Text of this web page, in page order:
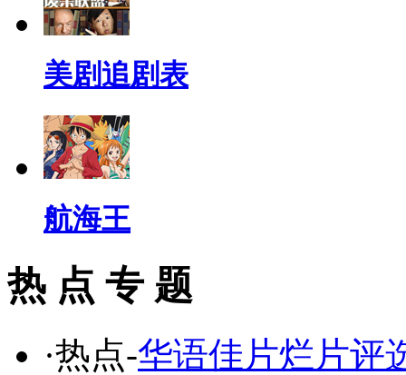
美剧追剧表
航海王
热 点 专 题
·热点-华语佳片烂片评